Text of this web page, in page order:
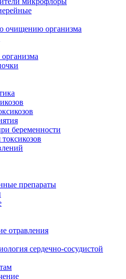
очищению организма
беременности
препараты
отравления
сердечно-сосудистой